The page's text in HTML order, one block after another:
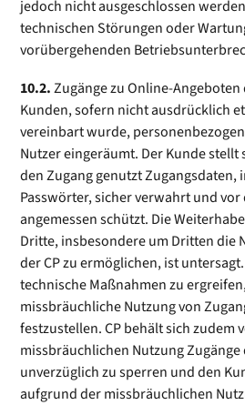
jedoch nicht ausgeschlossen
technischen Störungen oder
vorübergehenden
10.2.Zugänge zu Online-Angeboten
Kunden, sofern nicht ausdrücklich
vereinbart wurde,
Nutzer eingeräumt. Der Kunde stellt
den Zugang genutzt Zugangsdaten,
Passwörter, sicher verwahrt und
angemessen schützt. Die
Dritte, insbesondere um Dritten die
der CP zu ermöglichen, ist
technische Maßnahmen zu
missbräuchliche Nutzung von
festzustellen. CP behält sich zudem
missbräuchlichen Nutzung Zugänge
unverzüglich zu sperren und den
aufgrund der missbräuchlichen